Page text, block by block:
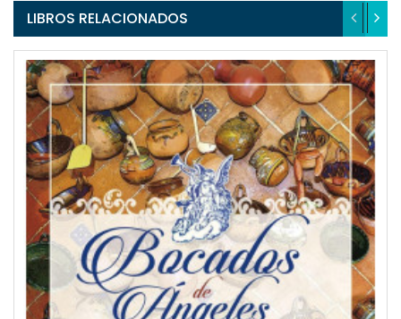
LIBROS RELACIONADOS
QUICKVIEW
WISHLIST